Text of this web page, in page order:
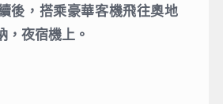
後，搭乘豪華客機飛往奧地
，夜宿機上。